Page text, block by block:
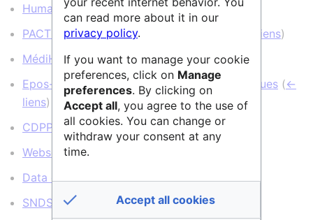
Humanum-Loire (← liens )
PACTOLS : Thesaurus pour l'archéologie
← liens)
MédiHAL (← liens)
Epos-France : Portail de données sismologiques (←
liens)
CDPP
← liens)
Webservice-Energy Catalog
Data eaufrance (← liens)
SNDS
← liens
can read more about it in our
privacy policy.
If you want to manage your cookie
preferences, click on Manage
preferences. By clicking on
Accept all, you agree to the use of
all cookies. You can change or
withdraw your consent at any
time.
Accept all cookies